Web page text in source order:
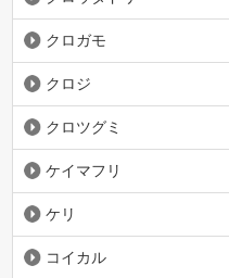
クロガモ
クロジ
クロツグミ
ケイマフリ
ケリ
コイカル